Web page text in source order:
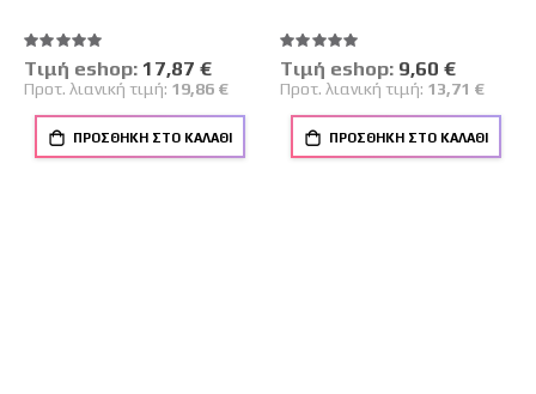
Βαθμολογία:
100%
Tιμή eshop: Ειδική
Τιμή
17,87 €
Προτ. λιανική τιμή: 19,86 €
ΠΡΟΣΘΉΚΗ ΣΤΟ ΚΑΛΆΘΙ
Βαθμολογία:
100%
Tιμή eshop: Ειδική
Τιμή
9,60 €
Προτ. λιανική τιμή: 13,71 €
ΠΡΟΣΘΉΚΗ ΣΤΟ ΚΑΛΆΘΙ